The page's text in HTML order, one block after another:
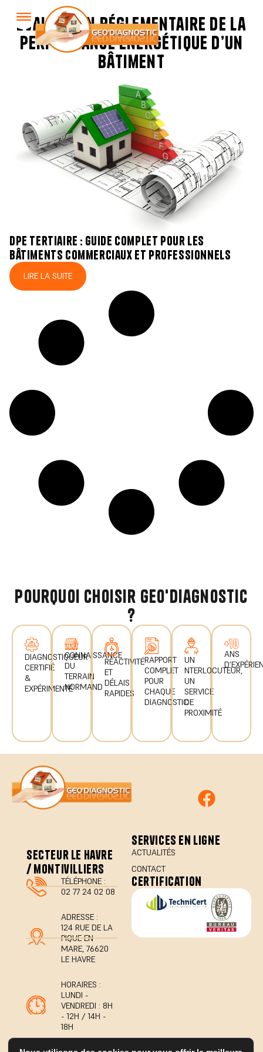
évaluation réglementaire de la
performance énergétique d’un
bâtiment
dpe tertiaire : guide complet pour les
bâtiments commerciaux et professionnels
LIRE LA SUITE
pourquoi choisir geo'diagnostic
?
DIAGNOSTIQUEUR
CERTIFIÉ
&
EXPÉRIMENTÉ
CONNAISSANCE
DU
TERRAIN
NORMAND
RÉACTIVITÉ
ET
DÉLAIS
RAPIDES
RAPPORT
COMPLET
POUR
CHAQUE
DIAGNOSTIC
UN
NTERLOCUTEUR,
UN
SERVICE
DE
PROXIMITÉ
ANS
secteur le havre
/ montivilliers
TÉLÉPHONE :
02 77 24 02 08
ADRESSE :
124 RUE DE LA
PIQUE EN
MARE, 76620
LE HAVRE
HORAIRES :
LUNDI -
VENDREDI : 8H
- 12H / 14H -
18H
services en ligne
ACTUALITÉS
CONTACT
certification